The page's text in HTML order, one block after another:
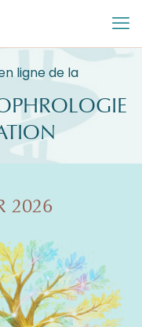
ligne de la
2026